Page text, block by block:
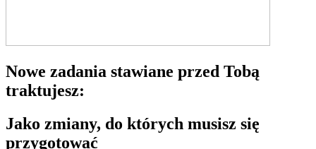
Nowe zadania stawiane przed Tobą
traktujesz:
Jako zmiany, do których musisz się
przygotować